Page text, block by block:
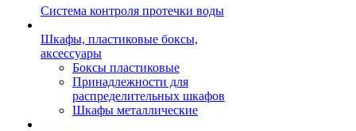
Система контроля протечки воды
Шкафы, пластиковые боксы,
аксессуары
Боксы пластиковые
Принадлежности для
распределительных шкафов
Шкафы металлические